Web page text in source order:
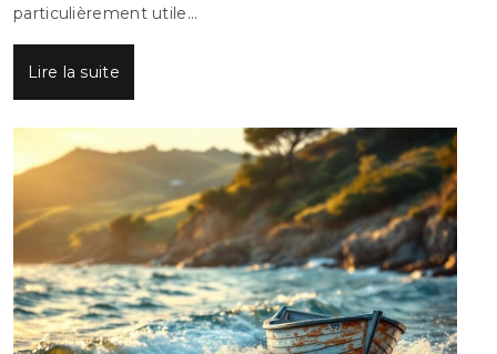
particulièrement utile…
Lire la suite